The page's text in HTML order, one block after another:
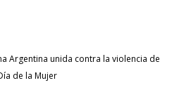
Argentina unida contra la violencia de
de la Mujer